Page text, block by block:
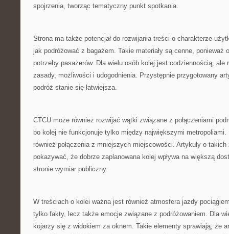
spojrzenia, tworząc tematyczny punkt spotkania.
Strona ma także potencjał do rozwijania treści o charakterze
jak podróżować z bagażem. Takie materiały są cenne, ponieważ
potrzeby pasażerów. Dla wielu osób kolej jest codziennością,
zasady, możliwości i udogodnienia. Przystępnie przygotowany
podróż stanie się łatwiejsza.
CTCU może również rozwijać wątki związane z połączeniami
bo kolej nie funkcjonuje tylko między największymi
również połączenia z mniejszych miejscowości. Artykuły o
pokazywać, że dobrze zaplanowana kolej wpływa na większą
stronie wymiar publiczny.
W treściach o kolei ważna jest również atmosfera jazdy
tylko fakty, lecz także emocje związane z podróżowaniem. Dla
kojarzy się z widokiem za oknem. Takie elementy sprawiają, że